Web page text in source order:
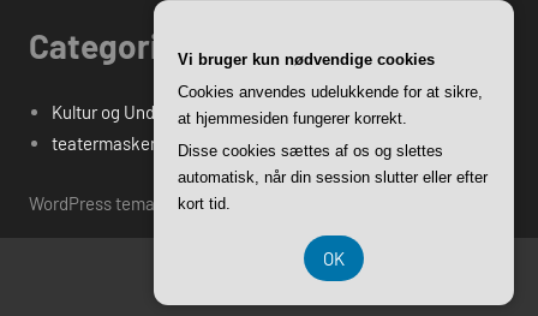
Categories
Kultur og Underholdning
teatermasken.dk's Blogindlæg
WordPress tema: Harrison by ThemeZee.
CVR DK-37 40 77 39
Vi bruger kun nødvendige cookies
Cookies anvendes udelukkende for at sikre,
at hjemmesiden fungerer korrekt.
Disse cookies sættes af os og slettes
automatisk, når din session slutter eller efter
kort tid.
OK